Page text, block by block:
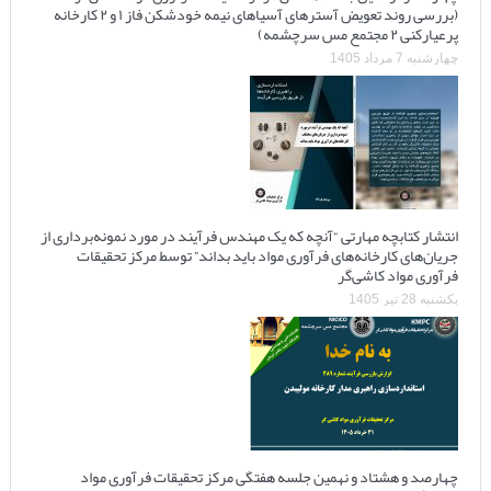
(بررسی روند تعویض آسترهای آسیاهای نیمه خودشکن فاز ۱ و ۲ کارخانه
پرعیارکنی ۲ مجتمع مس سرچشمه)
چهارشنبه 7 مرداد 1405
انتشار کتابچه مهارتی “آنچه که یک مهندس فرآیند در مورد نمونه‌برداری از
جریان‌های کارخانه‌های فرآوری مواد باید بداند” توسط مرکز تحقیقات
فرآوری مواد کاشی‌گر
یکشنبه 28 تیر 1405
چهارصد و هشتاد و نهمین جلسه هفتگی مرکز تحقیقات فرآوری مواد